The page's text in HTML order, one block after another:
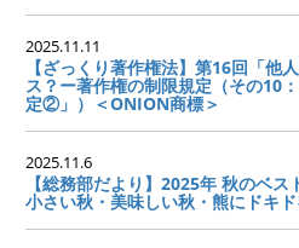
2025.11.11
【ざっくり著作権法】第16回「他
ス？ー著作権の制限規定（その10
定②」）＜ONION商標＞
2025.11.6
【総務部だより】2025年 秋のベ
小さい秋・美味しい秋・熊にドキ